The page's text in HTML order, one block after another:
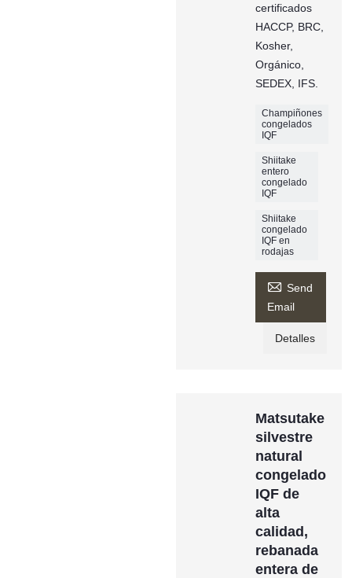
certificados
HACCP, BRC,
Kosher,
Orgánico,
SEDEX, IFS.
Champiñones
congelados
IQF
Shiitake
entero
congelado
IQF
Shiitake
congelado
IQF en
rodajas
 Send
Email
Detalles
Matsutake
silvestre
natural
congelado
IQF de
alta
calidad,
rebanada
entera de